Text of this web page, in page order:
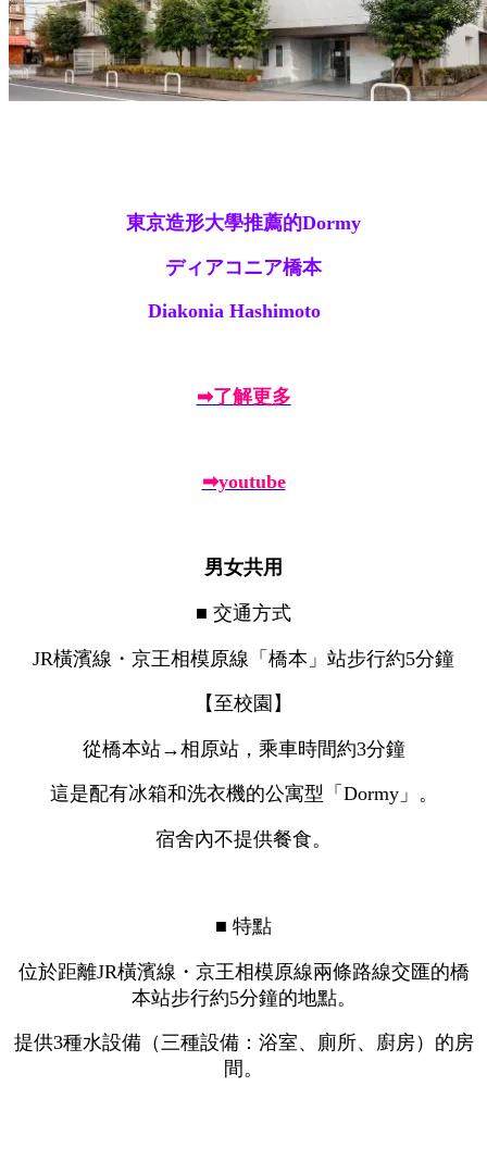
東京造形大學推薦的Dormy
ディアコニア橋本
Diakonia Hashimoto
➡了解更多
➡youtube
男女共用
■ 交通方式
JR橫濱線・京王相模原線「橋本」站步行約5分鐘
【至校園】
從橋本站→相原站，乘車時間約3分鐘
這是配有冰箱和洗衣機的公寓型「Dormy」。
宿舍內不提供餐食。
■ 特點
位於距離JR橫濱線・京王相模原線兩條路線交匯的橋
本站步行約5分鐘的地點。
提供3種水設備（三種設備：浴室、廁所、廚房）的房
間。